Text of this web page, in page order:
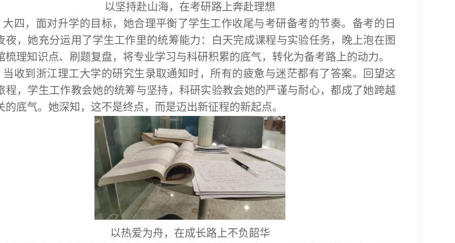
以坚持赴山海，在考研路上奔赴理想
大四，面对升学的目标，她合理平衡了学生工作收尾与考研备考的节奏。备考的日
夜，她充分运用了学生工作里的统筹能力：白天完成课程与实验任务，晚上泡在图
梳理知识点、刷题复盘，将专业学习与科研积累的底气，转化为备考路上的动力。
当收到浙江理工大学的研究生录取通知时，所有的疲惫与迷茫都有了答案。回望这
程，学生工作教会她的统筹与坚持，科研实验教会她的严谨与耐心，都成了她跨越
的底气。她深知，这不是终点，而是迈出新征程的新起点。
以热爱为舟，在成长路上不负韶华